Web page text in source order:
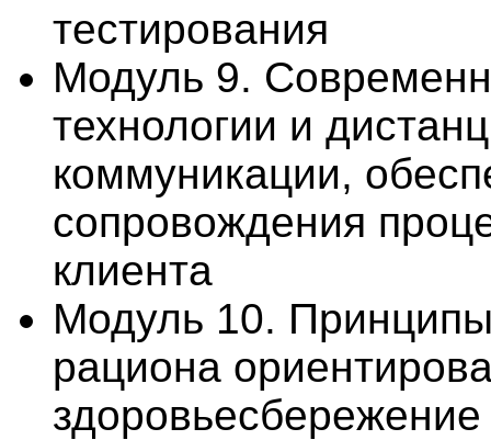
тестирования
Модуль 9.
технологии и
коммуникации,
сопровождения
клиента
Модуль 10.
рациона
здоровьесбережение